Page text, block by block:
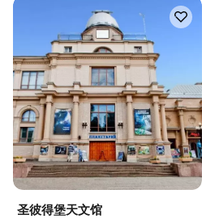
圣彼得堡天文馆